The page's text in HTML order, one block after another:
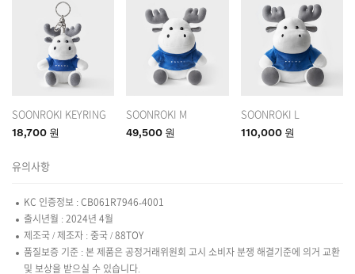
SOONROKI KEYRING
18,700 원
SOONROKI M
49,500 원
SOONROKI L
110,000 원
유의사항
KC 인증정보 : CB061R7946-4001
출시년월 : 2024년 4월
제조국 / 제조자 : 중국 / 88TOY
품질보증 기준 : 본 제품은 공정거래위원회 고시 소비자 분쟁 해결기준에 의거 교환
및 보상을 받으실 수 있습니다.